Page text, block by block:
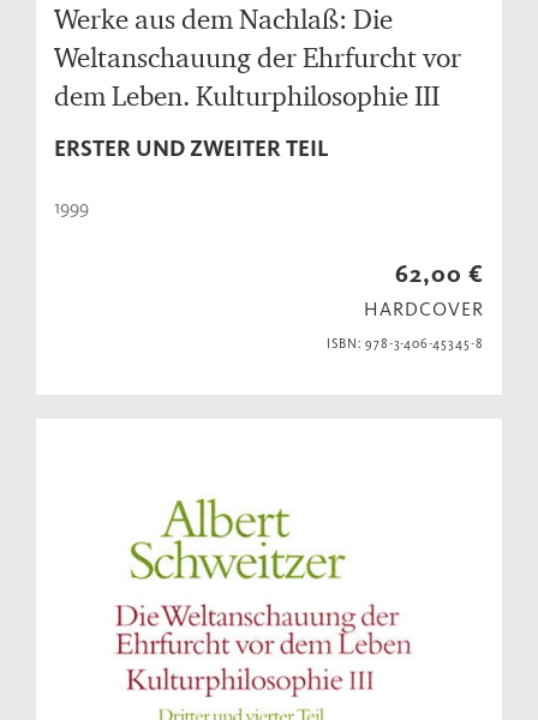
Werke aus dem Nachlaß: Die
Weltanschauung der Ehrfurcht vor
dem Leben. Kulturphilosophie III
ERSTER UND ZWEITER TEIL
1999
62,00 €
HARDCOVER
ISBN: 978-3-406-45345-8